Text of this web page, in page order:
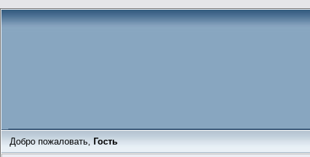
Добро пожаловать, Гость